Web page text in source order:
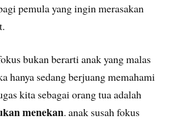
pemula yang ingin merasakan
bukan berarti anak yang malas
hanya sedang berjuang memahami
kita sebagai orang tua adalah
menekan. anak susah fokus